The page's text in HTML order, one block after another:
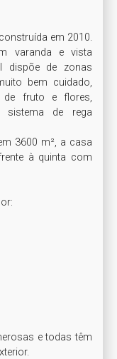
em 2010.
varanda e vista
dispõe de zonas
bem cuidado,
de fruto e flores,
sistema de rega
3600 m², a casa
à quinta com
e todas têm